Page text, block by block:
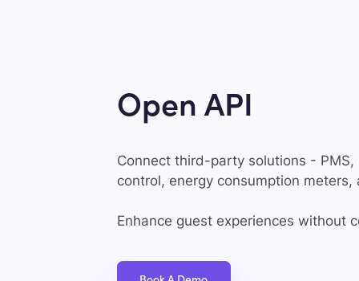
Open API
Connect third-party solutions - PMS,
control, energy consumption meters,
Enhance guest experiences without